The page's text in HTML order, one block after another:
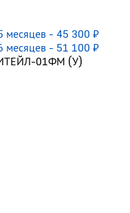
- 45 300 ₽
- 51 100 ₽
01ФМ (У)